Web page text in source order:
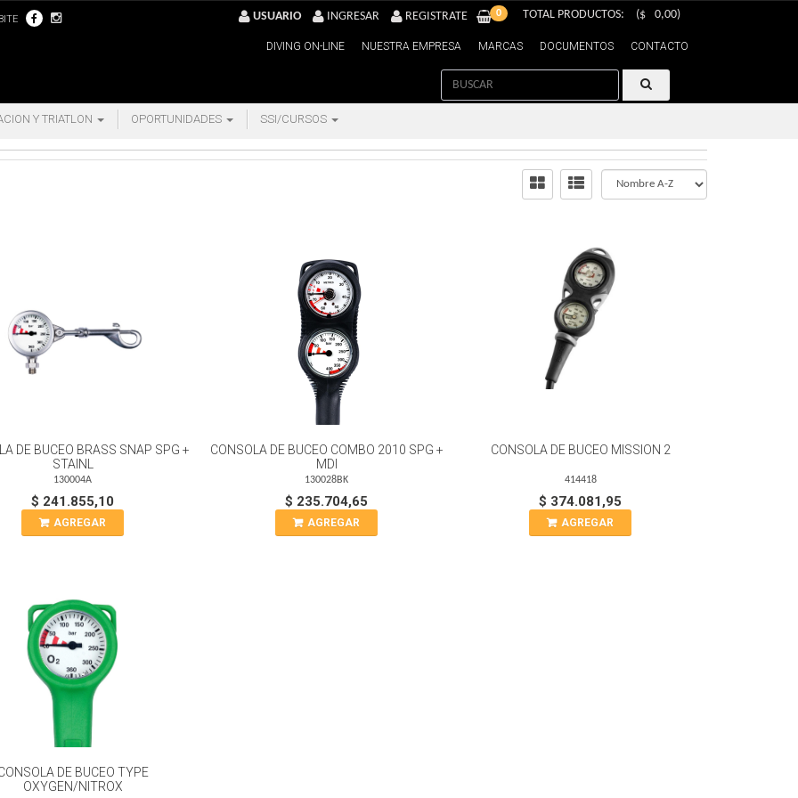
DIVING ON-LINE NUESTRA EMPRESA MARCAS DOCUMENTOS CONTACTO
USUARIO INGRESAR REGISTRATE TOTAL PRODUCTOS:
0 ($ 0,00)
Y TRIATLON OPORTUNIDADES SSI/CURSOS
DE BUCEO BRASS SNAP SPG +
STAINL
130004A
$ 241.855,10
AGREGAR
CONSOLA DE BUCEO COMBO 2010 SPG +
MDI
130028BK
$ 235.704,65
AGREGAR
CONSOLA DE BUCEO MISSION 2
414418
$ 374.081,95
AGREGAR
DE BUCEO TYPE
OXYGEN/NITROX